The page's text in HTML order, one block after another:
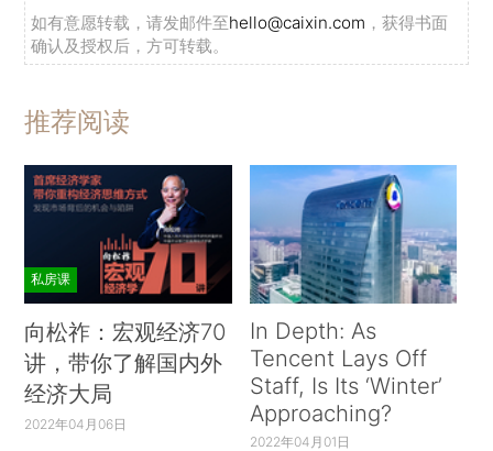
如有意愿转载，请发邮件至hello@caixin.com ，获得书面
确认及授权后，方可转载。
推荐阅读
私房课
向松祚：宏观经济70
讲，带你了解国内外
经济大局
2022年04月06日
In Depth: As
Tencent Lays Off
Staff, Is Its ‘Winter’
Approaching?
2022年04月01日